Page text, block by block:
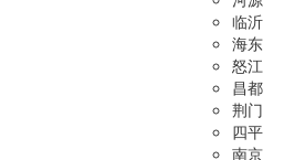
临沂
海东
怒江
昌都
荆门
四平
南京